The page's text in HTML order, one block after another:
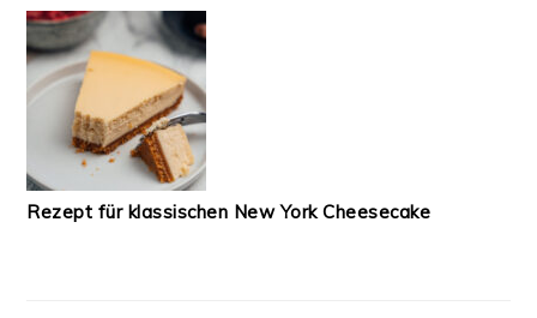
Rezept für klassischen New York Cheesecake